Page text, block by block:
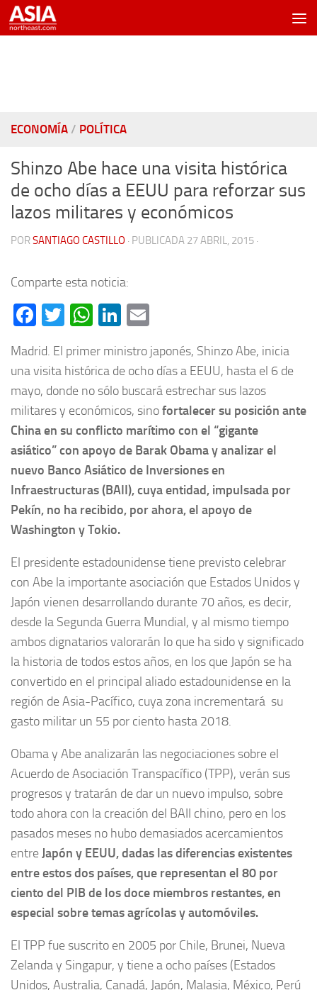
Saltar al contenido
ECONOMÍA / POLÍTICA
Shinzo Abe hace una visita histórica
de ocho días a EEUU para reforzar sus
lazos militares y económicos
PORSANTIAGO CASTILLO · PUBLICADA 27 ABRIL, 2015 ·
Comparte esta noticia:
Facebook
TwitterWhatsApp
LinkedIn
Madrid. El primer ministro japonés, Shinzo Abe, inicia
una visita histórica de ocho días a EEUU, hasta el 6 de
mayo, donde no sólo buscará estrechar sus lazos
militares y económicos, sinofortalecer su posición ante
China en su conflicto marítimo con el “gigante
asiático” con apoyo de Barak Obama y analizar el
nuevo Banco Asiático de Inversiones en
Infraestructuras (BAII), cuya entidad, impulsada por
Pekín, no ha recibido, por ahora, el apoyo de
Washington y Tokio.
El presidente estadounidense tiene previsto celebrar
con Abe la importante asociación que Estados Unidos y
Japón vienen desarrollando durante 70 años, es decir,
desde la Segunda Guerra Mundial, y al mismo tiempo
ambos dignatarios valorarán lo que ha sido y significado
la historia de todos estos años, en los que Japón se ha
convertido en el principal aliado estadounidense en la
región de Asia-Pacífico, cuya zona incrementará su
gasto militar un 55 por ciento hasta 2018.
Obama y Abe analizarán las negociaciones sobre el
Acuerdo de Asociación Transpacífico (TPP), verán sus
progresos y tratarán de dar un nuevo impulso, sobre
todo ahora con la creación del BAII chino, pero en los
pasados meses no hubo demasiados acercamientos
entre Japón y EEUU, dadas las diferencias existentes
entre estos dos países, que representan el 80 por
ciento del PIB de los doce miembros restantes, en
especial sobre temas agrícolas y automóviles.
El TPP fue suscrito en 2005 por Chile, Brunei, Nueva
Zelanda y Singapur, y tiene a ocho países (Estados
Unidos, Australia, Canadá, Japón, Malasia, México, Perú